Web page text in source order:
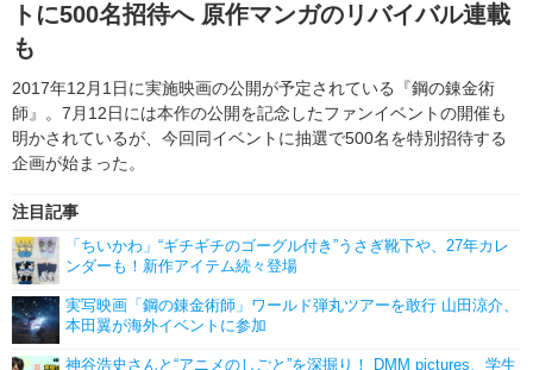
イベント 海外
ビジネス
書評 イベント
ゲーム 座談会
アニメ！アニメ！TV ABEMA Cafe
トに500名招待へ 原作マンガのリバイバル連載
も
2017年12月1日に実施映画の公開が予定されている『鋼の錬金術
師』。7月12日には本作の公開を記念したファンイベントの開催も
明かされているが、今回同イベントに抽選で500名を特別招待する
企画が始まった。
注目記事
「ちいかわ」“ギチギチのゴーグル付き”うさぎ靴下や、27年カレ
ンダーも！新作アイテム続々登場
実写映画「鋼の錬金術師」ワールド弾丸ツアーを敢行 山田涼介、
本田翼が海外イベントに参加
神谷浩史さんと“アニメのしごと”を深掘り！ DMM pictures、学生